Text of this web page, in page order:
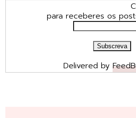
Coloca o
para receberes os
Delivered by